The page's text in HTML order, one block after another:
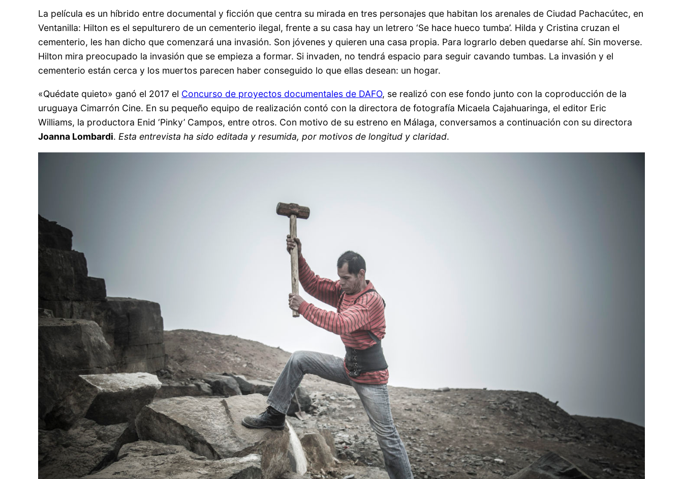
La película es un híbrido entre documental y ficción que centra su mirada en tres personajes que habitan los arenales de Ciudad Pachacútec, en
Ventanilla: Hilton es el sepulturero de un cementerio ilegal, frente a su casa hay un letrero ‘Se hace hueco tumba’. Hilda y Cristina cruzan el
cementerio, les han dicho que comenzará una invasión. Son jóvenes y quieren una casa propia. Para lograrlo deben quedarse ahí. Sin moverse.
Hilton mira preocupado la invasión que se empieza a formar. Si invaden, no tendrá espacio para seguir cavando tumbas. La invasión y el
cementerio están cerca y los muertos parecen haber conseguido lo que ellas desean: un hogar.
«Quédate quieto» ganó el 2017 el Concurso de proyectos documentales de DAFO, se realizó con ese fondo junto con la coproducción de la
uruguaya Cimarrón Cine. En su pequeño equipo de realización contó con la directora de fotografía Micaela Cajahuaringa, el editor Eric
Williams, la productora Enid ‘Pinky’ Campos, entre otros. Con motivo de su estreno en Málaga, conversamos a continuación con su directora
Joanna Lombardi. Esta entrevista ha sido editada y resumida, por motivos de longitud y claridad.